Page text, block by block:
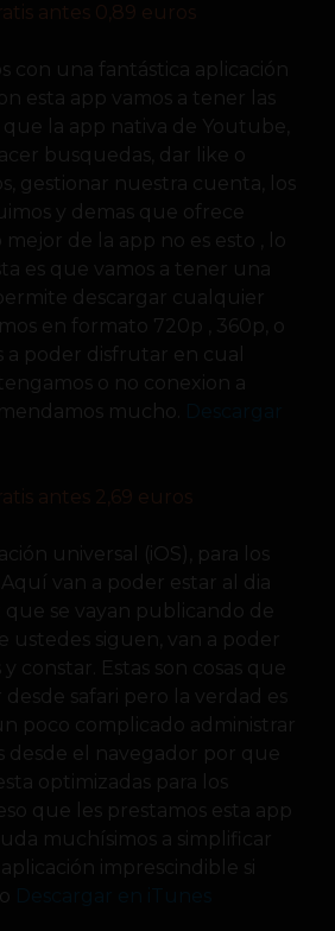
antes 0,89 euros
con una fantástica aplicación
esta app vamos a tener las
que la app nativa de Youtube,
busquedas, dar like o
gestionar nuestra cuenta, los
y demas que ofrece
de la app no es esto , lo
es que vamos a tener una
descargar cualquier
en formato 720p , 360p, o
a poder disfrutar en cual
o no conexion a
mucho.
antes 2,69 euros
universal (iOS), para los
van a poder estar al dia
que se vayan publicando de
ustedes siguen, van a poder
constar. Estas son cosas que
safari pero la verdad es
poco complicado administrar
desde el navegador por que
optimizadas para los
que les prestamos esta app
muchísimos a simplificar
aplicación imprescindible si